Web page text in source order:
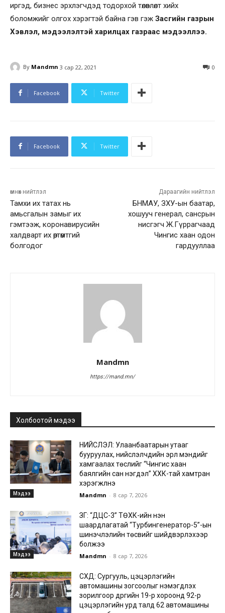
иргэд, бизнес эрхлэгчдэд тодорхой төлөвлөлт хийх
боломжийг олгох хэрэгтэй байна гэв гэж Засгийн газрын
Хэвлэл, мэдээлэлтэй харилцах газраас мэдээллээ.
By Mandmn 3 сар 22, 2021 0
Facebook Twitter
Facebook Twitter
өмнөх нийтлэл
Тамхи их татах нь
амьсгалын замыг их
гэмтээж, коронавирусийн
халдварт их өртөмтгий
болгодог
Дараагийн нийтлэл
БНМАУ, ЗХУ-ын баатар,
хошууч генерал, сансрын
нисгэгч Ж.Гүррагчаад
Чингис хаан одон
гардууллаа
Mandmn
https://mand.mn/
Холбоотой мэдээ
Мэдээ
НИЙСЛЭЛ: Улаанбаатарын утааг
бууруулах, нийслэлчүүдийн эрүүл мэндийг
хамгаалах төслийг “Чингис хаан
баялгийн сан нэгдэл” ХХК-тай хамтран
хэрэгжүүлнэ
Mandmn - 8 сар 7, 2026
Мэдээ
ЗГ: “ДЦС-3” ТӨХК-ийн нэн
шаардлагатай “Турбингенератор-5”-ын
шинэчлэлийн төсвийг шийдвэрлэхээр
болжээ
Mandmn - 8 сар 7, 2026
СХД: Сургууль, цэцэрлэгийн
автомашины зогсоолыг нэмэгдүүлэх
зорилгоор дүүргийн 19-р хороонд 92-р
цэцэрлэгийн урд талд 62 автомашины